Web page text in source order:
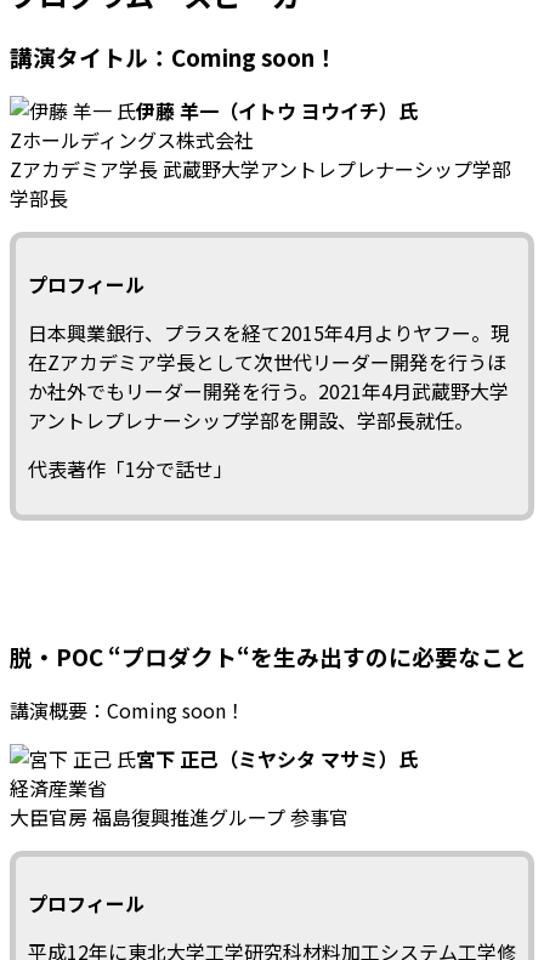
講演タイトル：Coming soon！
伊藤 羊一（イトウ ヨウイチ）氏
Zホールディングス株式会社
Zアカデミア学長 武蔵野大学アントレプレナーシップ学部
学部長
プロフィール
日本興業銀行、プラスを経て2015年4月よりヤフー。現
在Zアカデミア学長として次世代リーダー開発を行うほ
か社外でもリーダー開発を行う。2021年4月武蔵野大学
アントレプレナーシップ学部を開設、学部長就任。
代表著作「1分で話せ」
脱・POC “プロダクト“を生み出すのに必要なこと
講演概要：Coming soon！
宮下 正己（ミヤシタ マサミ）氏
経済産業省
大臣官房 福島復興推進グループ 参事官
プロフィール
平成12年に東北大学工学研究科材料加工システム工学修